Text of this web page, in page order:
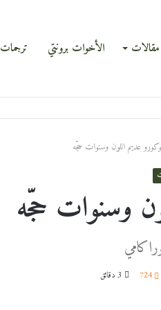
مقالات الأخوات برونتي ترجمات
عديم اللون وسنوات حجّه
وسنوات حجّه
724